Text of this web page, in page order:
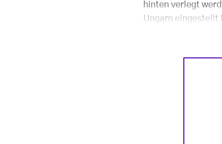
hinten verlegt
Ungarn eingestellt